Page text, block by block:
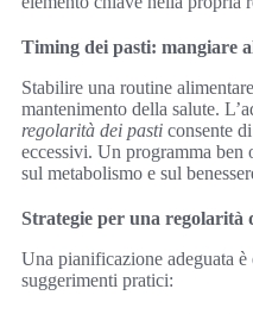
Timing dei pasti: mangiare
Stabilire una routine
mantenimento della salute.
regolarità dei pasti consente
eccessivi. Un programma ben
sul metabolismo e sul
Strategie per una regolarità
Una pianificazione adeguata è
suggerimenti pratici: